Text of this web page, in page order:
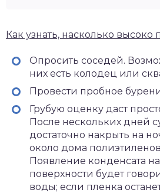
Как узнать, насколько высоко
Опросить соседей.
них есть колодец или
Провести пробное
Грубую оценку даст
После нескольких дней
достаточно накрыть на
около дома
Появление конденсата
поверхности будет
воды; если пленка